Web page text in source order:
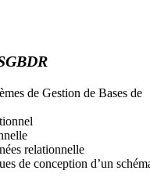
de Gestion de Bases de
relationnelle
de conception d’un